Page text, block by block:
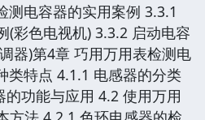
测电容器的实用案例 3.3.1
(彩色电视机) 3.3.2 启动电容
器)第4章 巧用万用表检测电
类特点 4.1.1 电感器的分类
功能与应用 4.2 使用万用